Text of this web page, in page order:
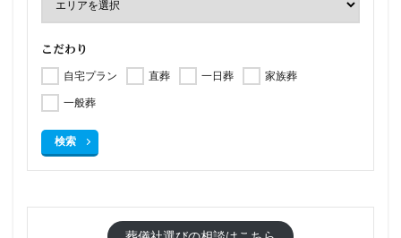
こだわり
自宅プラン 直葬 一日葬
家族葬
一般葬
検索